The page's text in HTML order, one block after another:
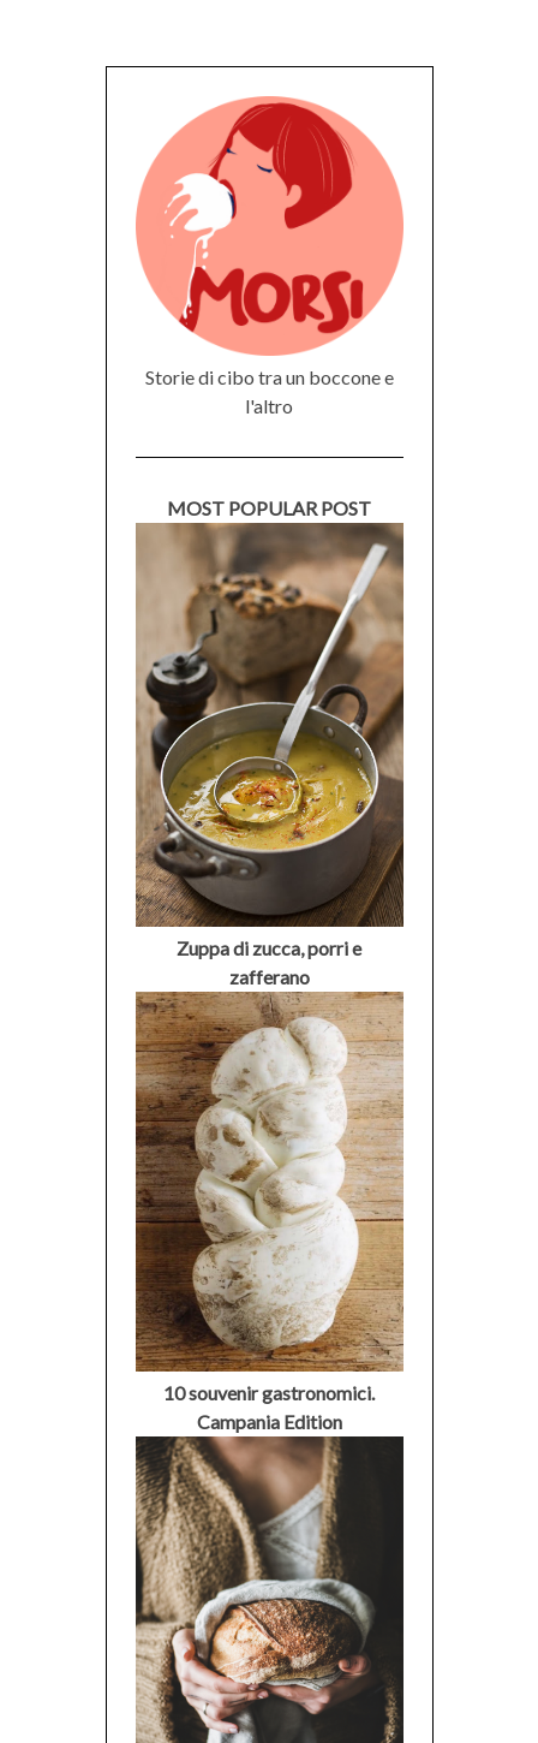
Storie di cibo tra un boccone e
l'altro
MOST POPULAR POST
Zuppa di zucca, porri e
zafferano
10 souvenir gastronomici.
Campania Edition